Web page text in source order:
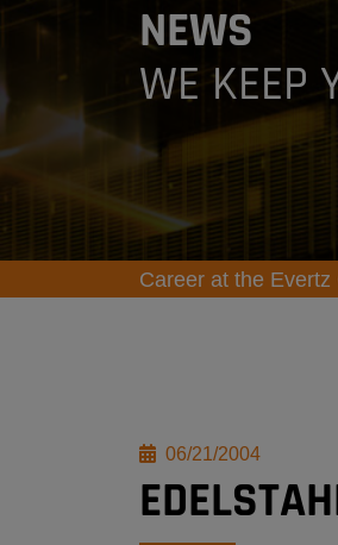
NEWS
WE KEEP
Career at the Evertz
06/21/2004